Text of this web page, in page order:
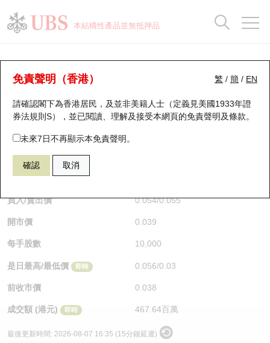
本結構性產品並無抵押品
繁 / 簡 / EN
免責聲明（香港）
請確認閣下為香港居民，及並非美籍人士（定義見美國1933年證
券法規則S），並已閱讀、理解及接受本網頁的免責聲明及條款。
未來7日不再顯示本免責聲明。
確認 取消
牛熊證分析儀
表現 街貨統計 比較
67438 瑞銀牛證 HSI 恒生指數
$0.055 0.017
買入/賣出價 0.054/0.055
開市價 0.039
每手股數 10,000
是日最高/最低價 即時 0.056/0.03
前收市價 0.038
成交額 (港元) 即時 467.64百萬
最後更新時間: 2026-08-07 16:35 (15分鐘延遲)
瑞銀認股證一覽
新發行瑞銀認股證
即將到期認股證
認股證到期結算價查詢
認股證分析儀
認股證速算機
認股證/牛熊證日誌
認股證文件及公告
街貨統計
比較
牛熊全景快搜
牛熊證搜尋
牛熊證街貨分佈圖
正股牛熊證列表
新發行瑞銀牛熊證
已收回牛熊證剩餘價值
牛熊證到期結算價查詢
牛熊證分析儀
街貨統計
比較
十大升幅/跌幅
十大認股證成交分佈
十天股證佔大市成交
資金流
街貨統計
三十大平均引伸波幅
正股分析儀
二十大活躍股份
恒指成份股
國指成份股
科指成份股
相關資產沽空
中資ETFs溢價比較
AH 股價對照
持股比重
顯示所有持股比重
每月輪證大市專題
輪證專欄
講座及教育短片
認股證投資者教育
牛熊證投資者教育
認股證牛熊證常問問題